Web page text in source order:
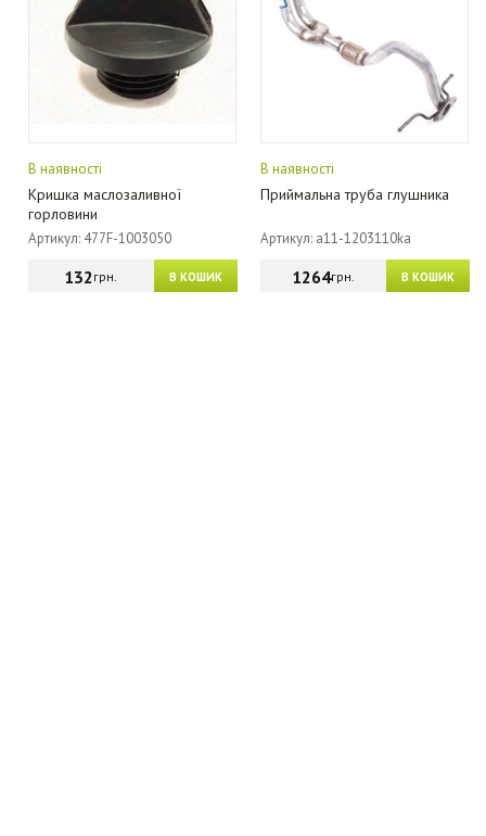
В наявності
Кришка маслозаливної
горловини
Артикул: 477F-1003050
В КОШИК
132грн.
В наявності
Приймальна труба глушника
Артикул: a11-1203110ka
В КОШИК
1264грн.